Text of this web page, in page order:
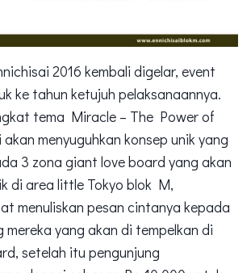
2016 kembali digelar, event
ke tahun ketujuh pelaksanaannya.
tema Miracle – The Power of
menyuguhkan konsep unik yang
3 zona giant love board yang akan
di area little Tokyo blok M,
menuliskan pesan cintanya kepada
yang akan di tempelkan di
setelah itu pengunjung